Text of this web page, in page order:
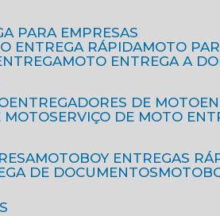
PARA EMPRESAS
ENTREGA RÁPIDA
MOTO
MOTO ENTREGA A
ENTREGADORES DE MOTO
MOTO
SERVIÇO DE MOTO
MOTOBOY ENTREGAS
DE DOCUMENTOS